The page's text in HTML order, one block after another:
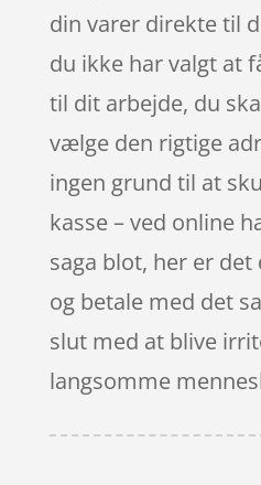
din varer direkte til
du ikke har valgt at
til dit arbejde, du
vælge den rigtige
ingen grund til at
kasse – ved online
saga blot, her er
og betale med det
slut med at blive
langsomme